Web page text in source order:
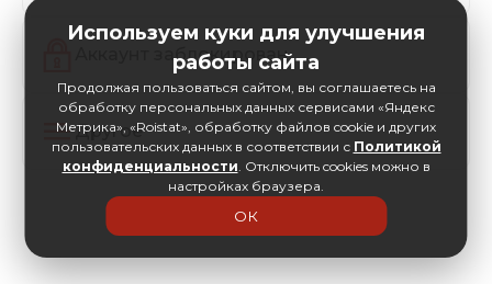
Аккаунт заблокирован
Другое
Используем куки для улучшения
работы сайта
Продолжая пользоваться сайтом, вы соглашаетесь на
обработку персональных данных сервисами «Яндекс
Метрика», «Roistat», обработку файлов cookie и других
пользовательских данных в соответствии с Политикой
конфиденциальности. Отключить cookies можно в
настройках браузера.
ОК